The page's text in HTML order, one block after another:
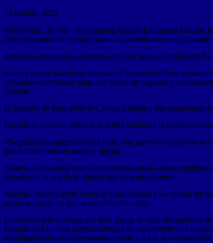
13 octubre, 2022
Nueva York, 25 Abr – El presidente francés Emmanuel Macron,
todos los puntos en los que está en desacuerdo con el republicano.
Entre esas disonancias, Acuerdo sobre el Cambio Climático de
Macron realizó una fuerte defensa del Acuerdo de París firmado
«Tenemos que trabajar junto con líderes de negocios y
carbono.
El Acuerdo de París sobre el Cambio Climático fue abandonado
Durante su discurso, Macron se refirió también a la política
«Necesitamos comercio libre y justo, una guerra comercial no es
que la clase media lo pague», agregó.
Estados Unidos debe estar comprometido en un «fuerte
reunidos en la sala de la cámara baja de representantes.
Además, Macron alertó contra el aislacionismo y «la ilusión del
puerta al mundo no parará su evolución», dijo.
En relación a la amenaza que hizo Trump de subir los aranceles
Europea (UE). «Una guerra comercial no es coherente con
Washington que exima permanentemente a la UE de sus